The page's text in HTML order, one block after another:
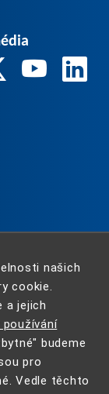
našich
cookie.
a jejich
používání
budeme
pro
Vedle těchto